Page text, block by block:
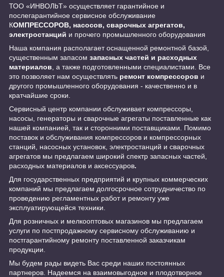
ТОО «ИНBOЛbT» осуществляет гарантийное и
послегарантийное сервисное обслуживание
КОМПРЕССОРОВ, насосов, сварочных агрегатов,
электростанций и прочего промышленного оборудования
Наша компания располагает оснащенной ремонтной базой,
существенным запасом запасных частей и расходных
материалов , а также подготовленными специалистами. Все
это позволяет нам осуществлять ремонт компрессоров и
другого промышленного оборудования - качественно и в
кратчайшие сроки.
Сервисный центр компании обслуживает компрессоры,
насосы, генераторы и сварочные агрегаты поставленные как
нашей компанией, так и сторонними поставщиками. Помимо
поставок и обслуживания компрессоров и компрессорных
станций, насосных установок, электростанций и сварочных
агрегатов мы предлагаем широкий спектр запасных частей,
расходных материалов и аксессуаров.
Для государственных предприятий и крупных коммерческих
компаний мы предлагаем долгосрочное сотрудничество по
проведению регламентных работ и ремонту уже
эксплуатирующейся техники.
Для розничных и мелкооптовых магазинов мы предлагаем
услуги по постпродажному сервисному обслуживанию и
постгарантийному ремонту поставленной заказчикам
продукции.
Мы будем рады видеть Вас среди наших постоянных
партнеров. Надеемся на взаимовыгодное и плодотворное